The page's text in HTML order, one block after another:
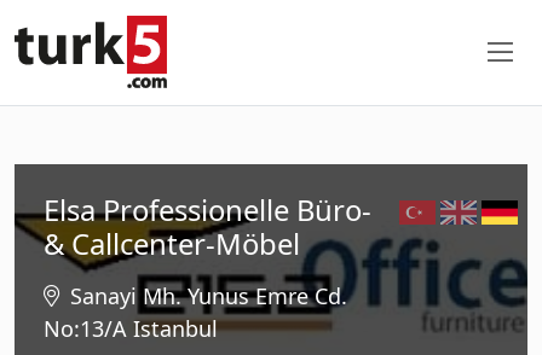
Elsa Professionelle Büro-
& Callcenter-Möbel
Sanayi Mh. Yunus Emre Cd.
No:13/A Istanbul